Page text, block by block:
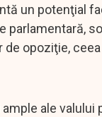
un potenţial
parlamentară,
opoziţie,
ale valului